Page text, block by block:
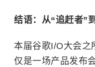
结语：从“追赶者”
本届谷歌I/O大会之
仅是一场产品发布